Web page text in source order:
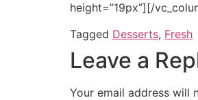
height=”19px”][/
Tagged Desserts, Fresh
Leave a
Your email address will